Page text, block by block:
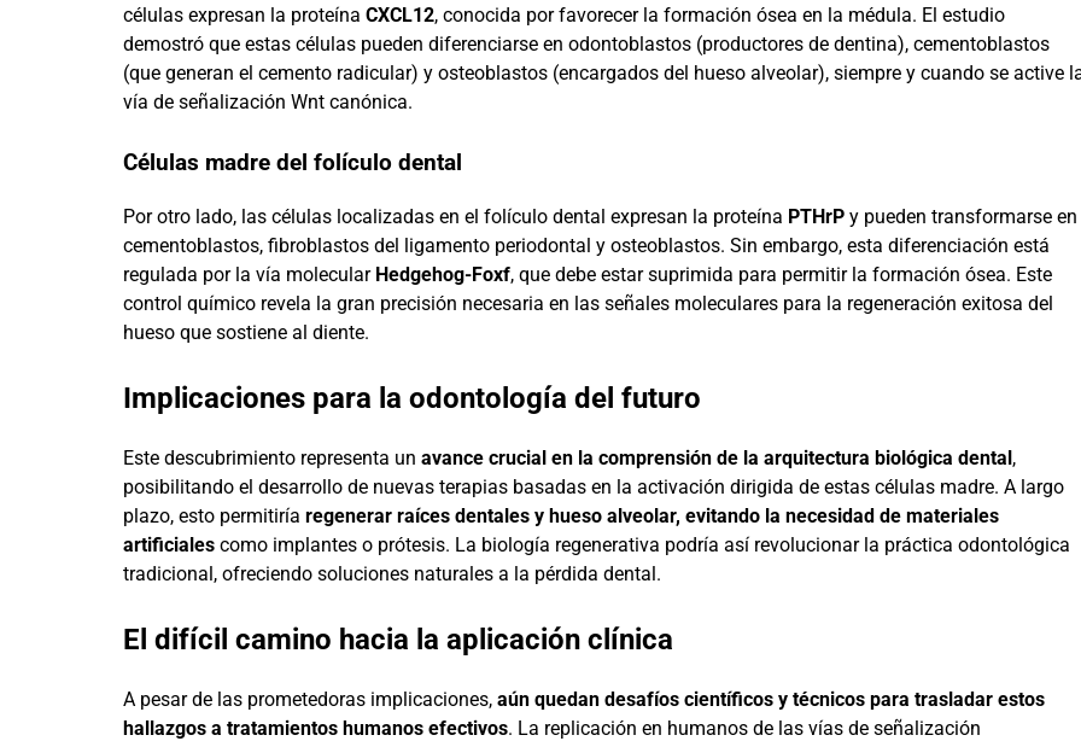
células expresan la proteína CXCL12, conocida por favorecer la formación ósea en la médula. El estudio
demostró que estas células pueden diferenciarse en odontoblastos (productores de dentina), cementoblastos
(que generan el cemento radicular) y osteoblastos (encargados del hueso alveolar), siempre y cuando se active
vía de señalización Wnt canónica.
Células madre del folículo dental
Por otro lado, las células localizadas en el folículo dental expresan la proteína PTHrP y pueden transformarse en
cementoblastos, fibroblastos del ligamento periodontal y osteoblastos. Sin embargo, esta diferenciación está
regulada por la vía molecular Hedgehog-Foxf, que debe estar suprimida para permitir la formación ósea. Este
control químico revela la gran precisión necesaria en las señales moleculares para la regeneración exitosa del
hueso que sostiene al diente.
Implicaciones para la odontología del futuro
Este descubrimiento representa un avance crucial en la comprensión de la arquitectura biológica dental,
posibilitando el desarrollo de nuevas terapias basadas en la activación dirigida de estas células madre. A largo
plazo, esto permitiría regenerar raíces dentales y hueso alveolar, evitando la necesidad de materiales
artificiales como implantes o prótesis. La biología regenerativa podría así revolucionar la práctica odontológica
tradicional, ofreciendo soluciones naturales a la pérdida dental.
El difícil camino hacia la aplicación clínica
A pesar de las prometedoras implicaciones, aún quedan desafíos científicos y técnicos para trasladar estos
hallazgos a tratamientos humanos efectivos. La replicación en humanos de las vías de señalización